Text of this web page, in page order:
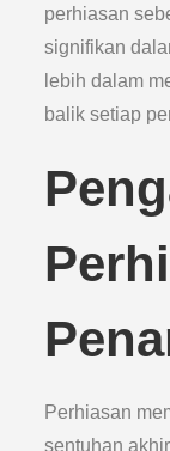
perhiasan
signifikan
lebih dalam
balik setiap
Perhiasan
sentuhan